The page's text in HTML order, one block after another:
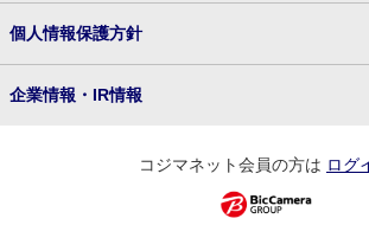
個人情報保護方針
企業情報・IR情報
コジマネット会員の方は ログ